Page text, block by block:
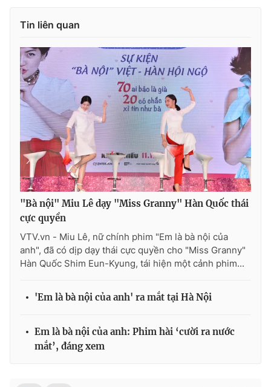
Email: toasoan@vtv.vn
® Cấm sao chép dưới mọi hình thức nếu không có sự chấp
thuận bằng văn bản. Ghi rõ nguồn VTV.vn khi phát hành lại
thông tin từ website này.
Tin liên quan
"Bà nội" Miu Lê dạy "Miss Granny" Hàn Quốc thái
cực quyền
VTV.vn - Miu Lê, nữ chính phim "Em là bà nội của
anh", đã có dịp dạy thái cực quyền cho "Miss Granny"
Hàn Quốc Shim Eun-Kyung, tái hiện một cảnh phim...
'Em là bà nội của anh' ra mắt tại Hà Nội
Em là bà nội của anh: Phim hài ‘cười ra nước
mắt’, đáng xem